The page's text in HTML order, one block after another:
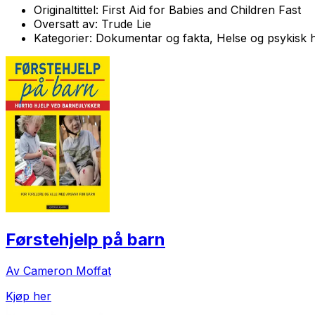
Originaltittel: First Aid for Babies and Children Fast
Oversatt av: Trude Lie
Kategorier: Dokumentar og fakta, Helse og psykisk
Førstehjelp på barn
Av Cameron Moffat
Kjøp her